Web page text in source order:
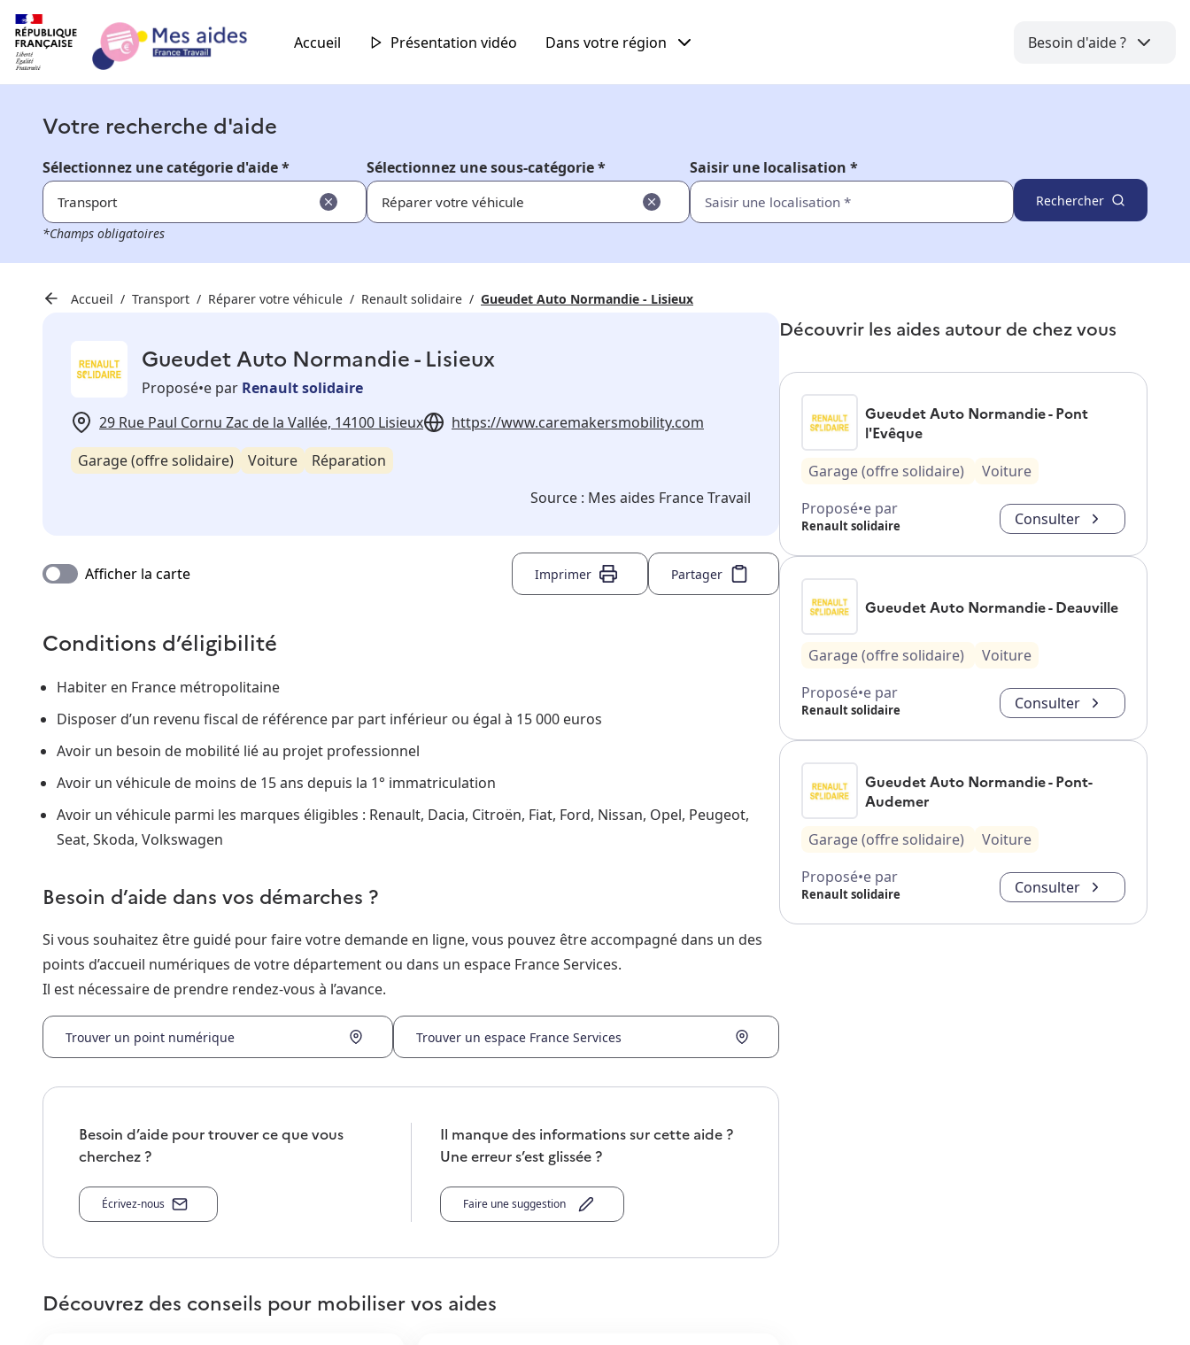
Accueil Présentation vidéo Dans votre région Besoin d'aide ?
Votre recherche d'aide
Sélectionnez une catégorie d'aide *
Transport
Sélectionnez une sous-catégorie *
Réparer votre véhicule
Saisir une localisation *
Rechercher
*Champs obligatoires
Accueil Transport Réparer votre véhicule Renault solidaire Gueudet Auto Normandie - Lisieux
Gueudet Auto Normandie - Lisieux
Proposé•e par Renault solidaire
29 Rue Paul Cornu Zac de la Vallée, 14100 Lisieux
https://www.caremakersmobility.com
Garage (offre solidaire)
Voiture
Réparation
Source : Mes aides France Travail
Afficher la carte Imprimer Partager
Conditions d’éligibilité
Habiter en France métropolitaine
Disposer d’un revenu fiscal de référence par part inférieur ou égal à 15 000 euros
Avoir un besoin de mobilité lié au projet professionnel
Avoir un véhicule de moins de 15 ans depuis la 1° immatriculation
Avoir un véhicule parmi les marques éligibles : Renault, Dacia, Citroën, Fiat, Ford, Nissan, Opel, Peugeot,
Seat, Skoda, Volkswagen
Besoin d’aide dans vos démarches ?
Si vous souhaitez être guidé pour faire votre demande en ligne, vous pouvez être accompagné dans un des
points d’accueil numériques de votre département ou dans un espace France Services.
Il est nécessaire de prendre rendez-vous à l’avance.
Trouver un point numérique Trouver un espace France Services
Besoin d’aide pour trouver ce que vous
cherchez ?
Écrivez-nous
Il manque des informations sur cette aide ?
Une erreur s’est glissée ?
Faire une suggestion
Découvrez des conseils pour mobiliser vos aides
Découvrir les aides autour de chez vous
Gueudet Auto Normandie - Pont
l'Evêque
Garage (offre solidaire)
Voiture
Proposé•e par
Renault solidaire Consulter
Gueudet Auto Normandie - Deauville
Garage (offre solidaire)
Voiture
Proposé•e par
Renault solidaire Consulter
Gueudet Auto Normandie - Pont-
Audemer
Garage (offre solidaire)
Voiture
Proposé•e par
Renault solidaire Consulter